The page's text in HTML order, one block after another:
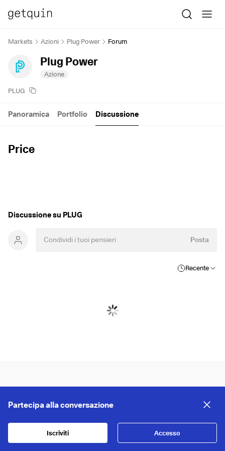
Markets Azioni Plug Power Forum
Plug Power
Azione
PLUG
Price
Panoramica Portfolio Discussione
Discussione su PLUG
Posta
Recente
Partecipa alla conversazione
Iscriviti Accesso